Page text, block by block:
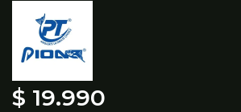
$ 19.990